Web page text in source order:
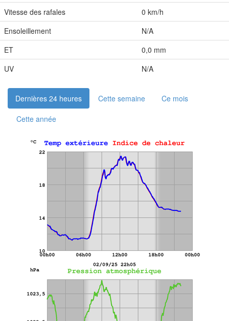
Vitesse des rafales
0 km/h
Ensoleillement
N/A
ET
0,0 mm
UV
N/A
Dernières 24 heures Cette semaine
Ce mois
Cette année